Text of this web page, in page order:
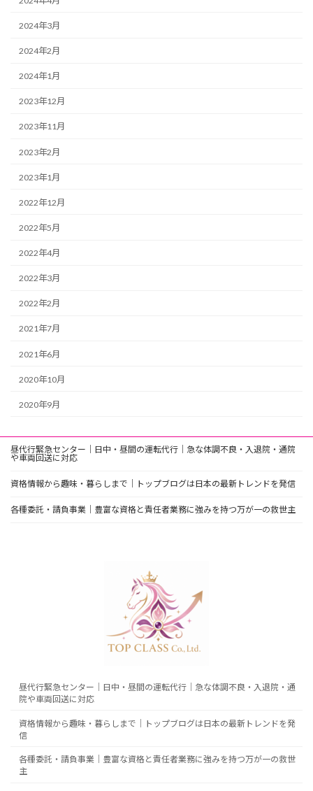
2024年3月
2024年2月
2024年1月
2023年12月
2023年11月
2023年2月
2023年1月
2022年12月
2022年5月
2022年4月
2022年3月
2022年2月
2021年7月
2021年6月
2020年10月
2020年9月
昼代行緊急センター｜日中・昼間の運転代行｜急な体調不良・入退院・通院
や車両回送に対応
資格情報から趣味・暮らしまで｜トップブログは日本の最新トレンドを発信
各種委託・請負事業｜豊富な資格と責任者業務に強みを持つ万が一の救世主
昼代行緊急センター｜日中・昼間の運転代行｜急な体調不良・入退院・通
院や車両回送に対応
資格情報から趣味・暮らしまで｜トップブログは日本の最新トレンドを発
信
各種委託・請負事業｜豊富な資格と責任者業務に強みを持つ万が一の救世
主